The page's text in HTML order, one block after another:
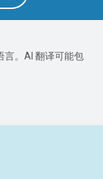
言。AI 翻译可能包